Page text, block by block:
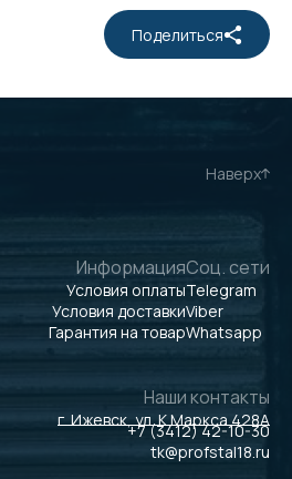
Поделиться
Наверх
Информация
Условия оплаты
Условия доставки
Гарантия на товар
Соц. сети
Telegram
Viber
Whatsapp
Наши контакты
г. Ижевск, ул. К.Маркса 428А
+7 (3412) 42-10-30
tk@profstal18.ru